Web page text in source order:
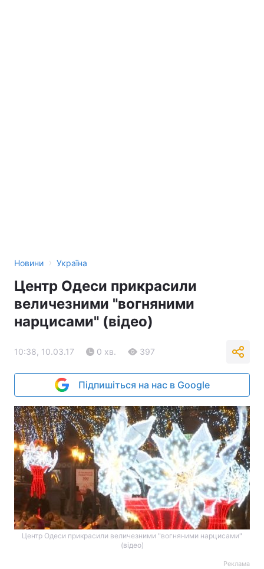
Новини › Україна
Центр Одеси прикрасили
величезними "вогняними
нарцисами" (відео)
10:38, 10.03.17 0 хв. 397
Підпишіться на нас в Google
Центр Одеси прикрасили величезними "вогняними нарцисами"
(відео)
Реклама